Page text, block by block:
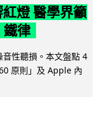
燈 醫學界籲
律
性聽損。本文盤點 4
原則」及 Apple 內